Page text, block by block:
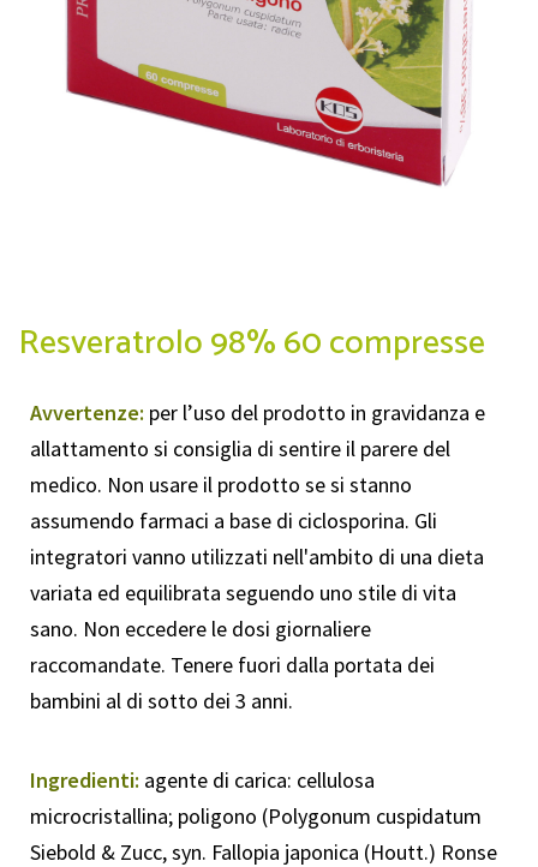
Resveratrolo 98% 60 compresse
Avvertenze: per l’uso del prodotto in gravidanza e
allattamento si consiglia di sentire il parere del
medico. Non usare il prodotto se si stanno
assumendo farmaci a base di ciclosporina. Gli
integratori vanno utilizzati nell'ambito di una dieta
variata ed equilibrata seguendo uno stile di vita
sano. Non eccedere le dosi giornaliere
raccomandate. Tenere fuori dalla portata dei
bambini al di sotto dei 3 anni.
Ingredienti: agente di carica: cellulosa
microcristallina; poligono (Polygonum cuspidatum
Siebold & Zucc, syn. Fallopia japonica (Houtt.) Ronse